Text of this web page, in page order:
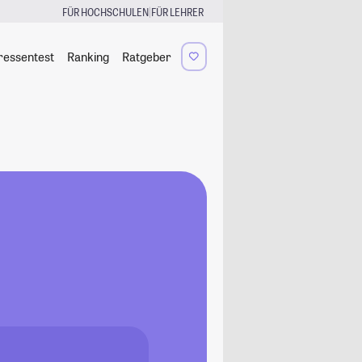
FÜR HOCHSCHULEN|FÜR LEHRER
Ranking Ratgeber